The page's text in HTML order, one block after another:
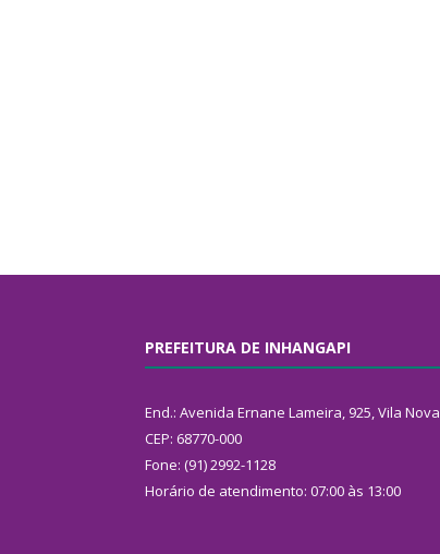
PREFEITURA DE INHANGAPI
End.: Avenida Ernane Lameira, 925, Vila Nova
CEP: 68770-000
Fone: (91) 2992-1128
Horário de atendimento: 07:00 às 13:00